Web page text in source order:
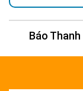
Báo Thanh